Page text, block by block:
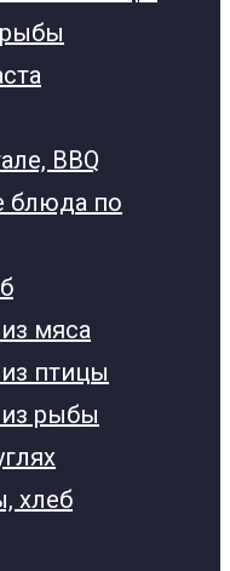
BBQ
блюда по
мяса
птицы
рыбы
хлеб